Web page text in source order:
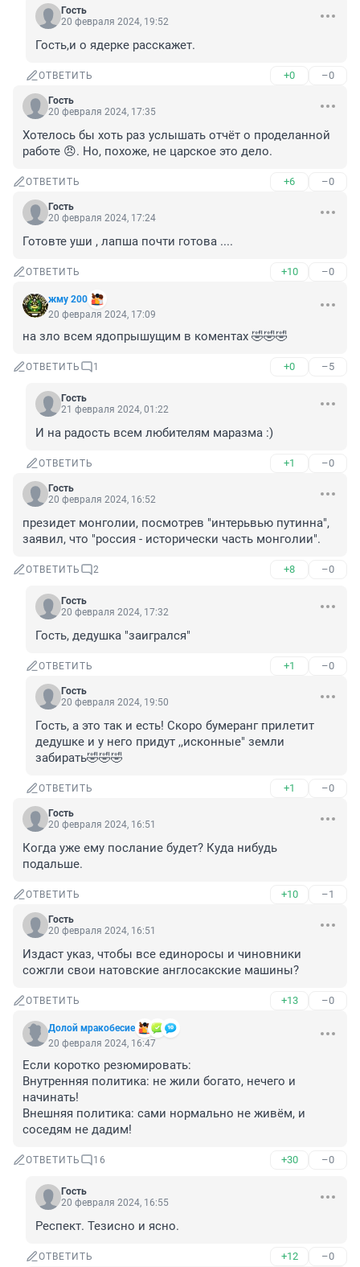
Гость
20 февраля 2024, 19:52
Гость,и о ядерке расскажет.
ОТВЕТИТЬ +0 –0
Гость
20 февраля 2024, 17:35
Хотелось бы хоть раз услышать отчёт о проделанной
работе 😠. Но, похоже, не царское это дело.
ОТВЕТИТЬ +6 –0
Гость
20 февраля 2024, 17:24
Готовте уши , лапша почти готова ....
ОТВЕТИТЬ +10 –0
жму 200
20 февраля 2024, 17:09
на зло всем ядопрышущим в коментах 🤣🤣🤣
ОТВЕТИТЬ 1 +0 –5
Гость
21 февраля 2024, 01:22
И на радость всем любителям маразма :)
ОТВЕТИТЬ +1 –0
Гость
20 февраля 2024, 16:52
президет монголии, посмотрев "интерьвью путинна",
заявил, что "россия - исторически часть монголии".
ОТВЕТИТЬ 2 +8 –0
Гость
20 февраля 2024, 17:32
Гость, дедушка "заигрался"
ОТВЕТИТЬ +1 –0
Гость
20 февраля 2024, 19:50
Гость, а это так и есть! Скоро бумеранг прилетит
дедушке и у него придут ,,исконные" земли
забирать🤣🤣🤣
ОТВЕТИТЬ +1 –0
Гость
20 февраля 2024, 16:51
Когда уже ему послание будет? Куда нибудь
подальше.
ОТВЕТИТЬ +10 –1
Гость
20 февраля 2024, 16:51
Издаст указ, чтобы все единоросы и чиновники
сожгли свои натовские англосакские машины?
ОТВЕТИТЬ +13 –0
Долой мракобесие
20 февраля 2024, 16:47
Если коротко резюмировать:
Внутренняя политика: не жили богато, нечего и
начинать!
Внешняя политика: сами нормально не живём, и
соседям не дадим!
ОТВЕТИТЬ 16 +30 –0
Гость
20 февраля 2024, 16:55
Респект. Тезисно и ясно.
ОТВЕТИТЬ +12 –0